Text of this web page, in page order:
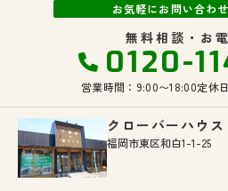
3．お客様の情報の利用目的
当社は、不動産についてのサービスをお
り、各種の申込みの受付、訪問、提案、
供等の機会に、当社が直接あるいは協力
て、お客さまの個人情報（お客さまの電
所、電話番号等）を取得いたしますが、
に利用させていただきます。
(1) 不動産についてのサービスの提供
(2) 不動産についてのサービスのアフタ
(3) 不動産についてのサービスのお知らせ
お気軽にお問い合わ
無料相談・お
0120-
営業時間：9:00〜18:00定休
クローバーハウス
福岡市東区和白1-1-25